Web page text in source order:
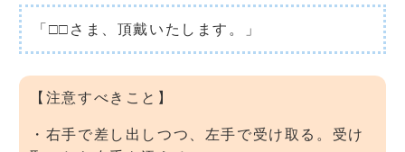
「□□さま、頂戴いたします。」
【注意すべきこと】
・右手で差し出しつつ、左手で受け取る。受け